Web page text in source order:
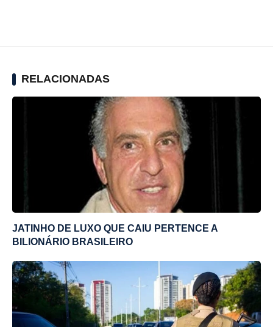
RELACIONADAS
JATINHO DE LUXO QUE CAIU PERTENCE A
BILIONÁRIO BRASILEIRO